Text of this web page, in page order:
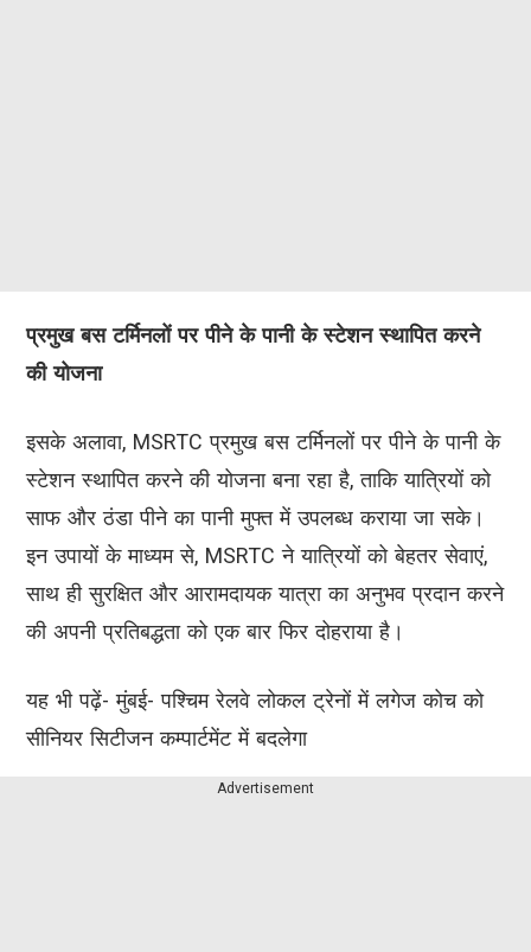
प्रमुख बस टर्मिनलों पर पीने के पानी के स्टेशन स्थापित करने
की योजना
इसके अलावा, MSRTC प्रमुख बस टर्मिनलों पर पीने के पानी के
स्टेशन स्थापित करने की योजना बना रहा है, ताकि यात्रियों को
साफ और ठंडा पीने का पानी मुफ्त में उपलब्ध कराया जा सके।
इन उपायों के माध्यम से, MSRTC ने यात्रियों को बेहतर सेवाएं,
साथ ही सुरक्षित और आरामदायक यात्रा का अनुभव प्रदान करने
की अपनी प्रतिबद्धता को एक बार फिर दोहराया है।
यह भी पढ़ें- मुंबई- पश्चिम रेलवे लोकल ट्रेनों में लगेज कोच को
सीनियर सिटीजन कम्पार्टमेंट में बदलेगा
Advertisement